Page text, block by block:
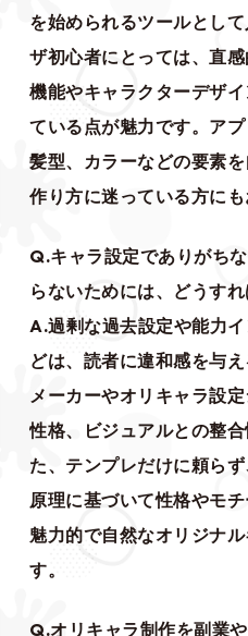
を始められるツールとし
ザ初心者にとっては、直
機能やキャラクターデザ
ている点が魅力です。アプ
髪型、カラーなどの要素を
作り方に迷っている方にも
Q.キャラ設定でありがち
らないためには、どうす
A.過剰な過去設定や能力
どは、読者に違和感を与
メーカーやオリキャラ設
性格、ビジュアルとの整
た、テンプレだけに頼ら
原理に基づいて性格やモチ
魅力的で自然なオリジナ
す。
Q.オリキャラ制作を副業